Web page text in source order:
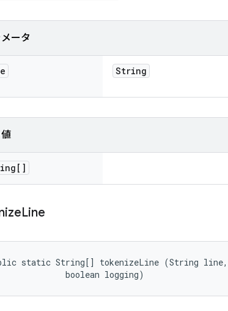
ータ
String
Line
static String[] tokenizeLine (String line,
boolean logging)